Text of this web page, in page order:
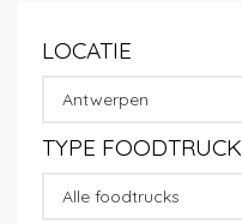
LOCATIE
Antwerpen
TYPE FOODTRUCK
Alle foodtrucks